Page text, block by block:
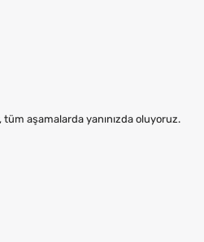
aşamalarda yanınızda oluyoruz.